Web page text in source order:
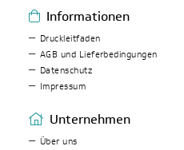
Informationen
Druckleitfaden
AGB und Lieferbedingungen
Datenschutz
Impressum
Unternehmen
Über uns